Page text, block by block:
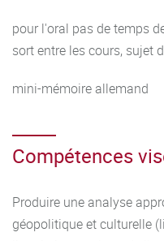
pour l'oral pas de temps
sort entre les cours, sujet
mini-mémoire allemand
Compétences
Produire une analyse
géopolitique et culturelle